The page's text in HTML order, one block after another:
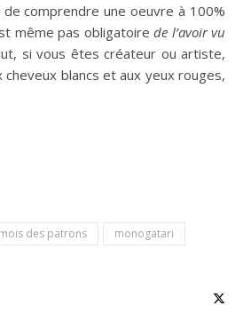
de comprendre une oeuvre à 100%
même pas obligatoire de l’avoir vu
si vous êtes créateur ou artiste,
blancs et aux yeux rouges,
des patrons
monogatari